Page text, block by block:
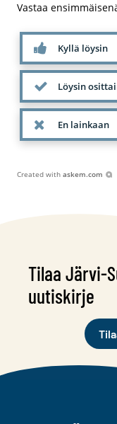
Vastaa
Kyllä löysin
Löysin
En lainkaan
Created with askem.com
Tilaa Järvi-
uutiskirje